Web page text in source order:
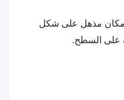
مكان مذهل على شكل
على السطح.